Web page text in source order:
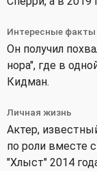
Интересные факты
Он получил
нора", где в
Кидман.
Личная жизнь
Актер,
по роли вместе
"Хлыст" 2014